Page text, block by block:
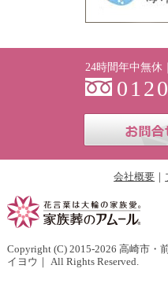
24時間年中無休
会社概要
Copyright (C) 2015-2026 高崎市・
イヨウ ｜ All Rights Reserved.